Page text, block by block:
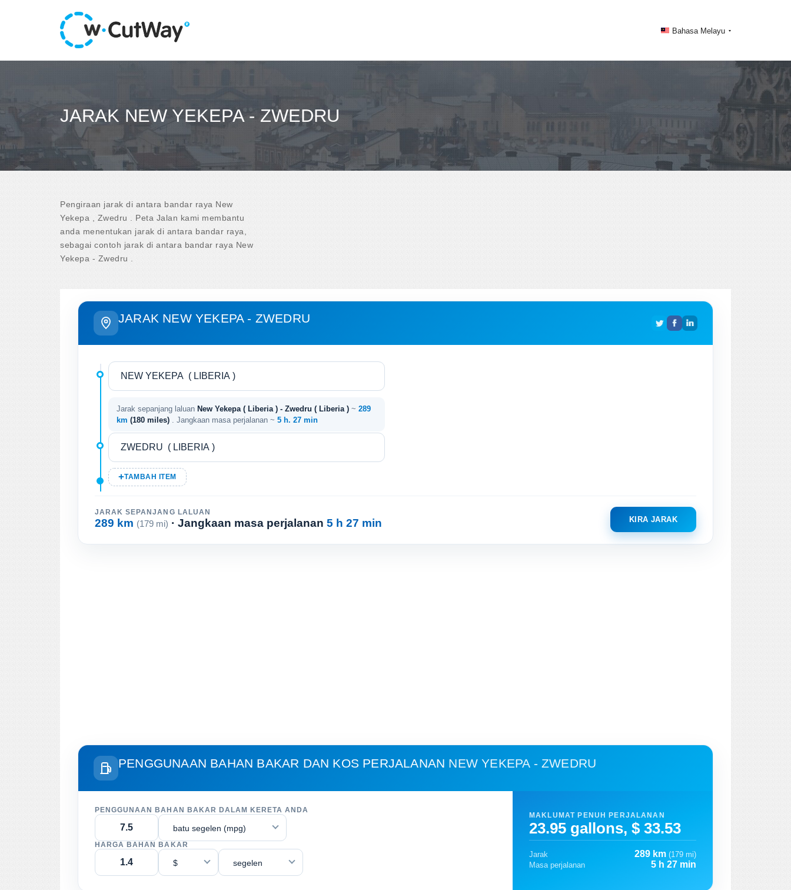
Bahasa Melayu
JARAK NEW YEKEPA - ZWEDRU
Pengiraan jarak di antara bandar raya New
Yekepa , Zwedru . Peta Jalan kami membantu
anda menentukan jarak di antara bandar raya,
sebagai contoh jarak di antara bandar raya New
Yekepa - Zwedru .
JARAK NEW YEKEPA - ZWEDRU
Jarak sepanjang laluan New Yekepa ( Liberia ) - Zwedru ( Liberia ) ~ 289
km (180 miles) . Jangkaan masa perjalanan ~ 5 h. 27 min
TAMBAH ITEM
JARAK SEPANJANG LALUAN
289 km (179 mi) · Jangkaan masa perjalanan 5 h 27 min KIRA JARAK
PENGGUNAAN BAHAN BAKAR DAN KOS PERJALANAN NEW YEKEPA - ZWEDRU
PENGGUNAAN BAHAN BAKAR DALAM KERETA ANDA
batu segelen (mpg)
HARGA BAHAN BAKAR
$ segelen
MAKLUMAT PENUH PERJALANAN
23.95 gallons, $ 33.53
Jarak 289 km (179 mi)
Masa perjalanan
5 h 27 min